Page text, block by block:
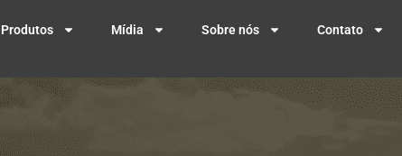
Produtos Mídia Sobre nós Contato